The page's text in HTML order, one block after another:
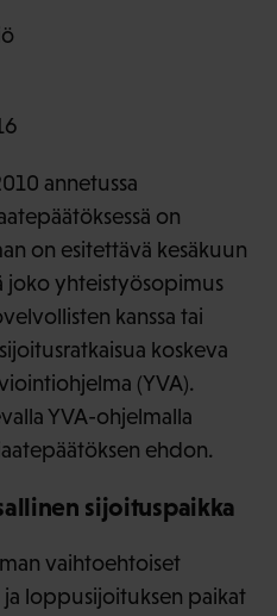
annetussa
on
on esitettävä kesäkuun
joko yhteistyösopimus
kanssa tai
koskeva
(YVA).
YVA-ohjelmalla
ehdon.
sijoituspaikka
vaihtoehtoiset
loppusijoituksen paikat